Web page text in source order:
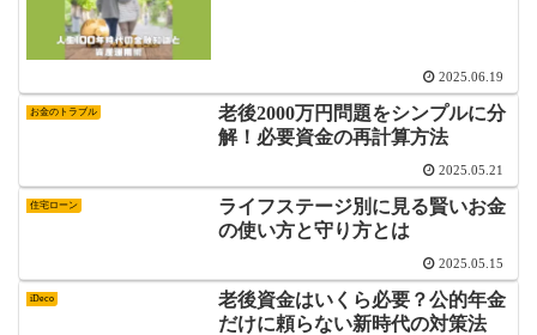
2025.06.19
お金のトラブル
老後2000万円問題をシンプルに分
解！必要資金の再計算方法
2025.05.21
住宅ローン
ライフステージ別に見る賢いお金
の使い方と守り方とは
2025.05.15
iDeco
老後資金はいくら必要？公的年金
だけに頼らない新時代の対策法